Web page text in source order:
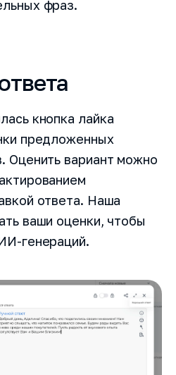
фраз.
кнопка лайка
предложенных
Оценить вариант можно
ответа. Наша
ваши оценки, чтобы
генераций.